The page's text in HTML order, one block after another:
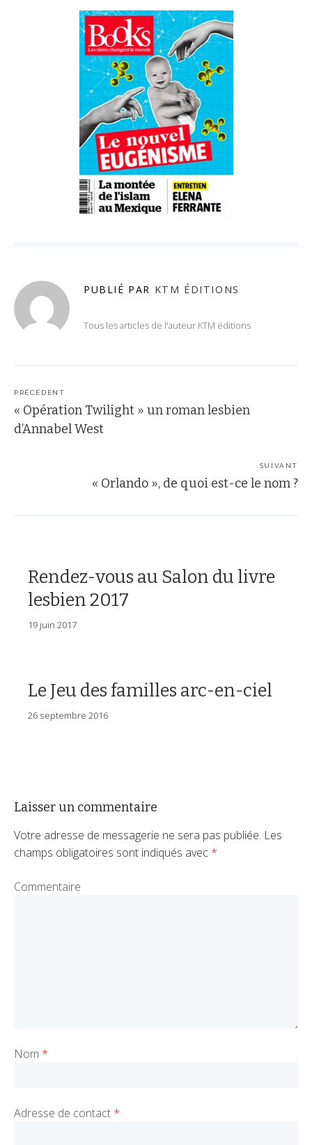
PUBLIÉ PAR KTM ÉDITIONS
Tous les articles de l'auteur KTM éditions
navigation
PRÉCÉDENT
« Opération Twilight » un roman lesbien
d’Annabel West
SUIVANT
« Orlando », de quoi est-ce le nom ?
Rendez-vous au Salon du livre
lesbien 2017
19 juin 2017
Le Jeu des familles arc-en-ciel
26 septembre 2016
Laisser un commentaire
Votre adresse de messagerie ne sera pas publiée. Les
champs obligatoires sont indiqués avec *
Commentaire
Nom *
Adresse de contact *